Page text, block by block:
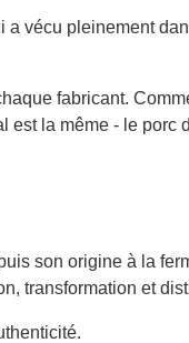
vécu pleinement
fabricant.
la même - le porc
son origine à la
transformation et